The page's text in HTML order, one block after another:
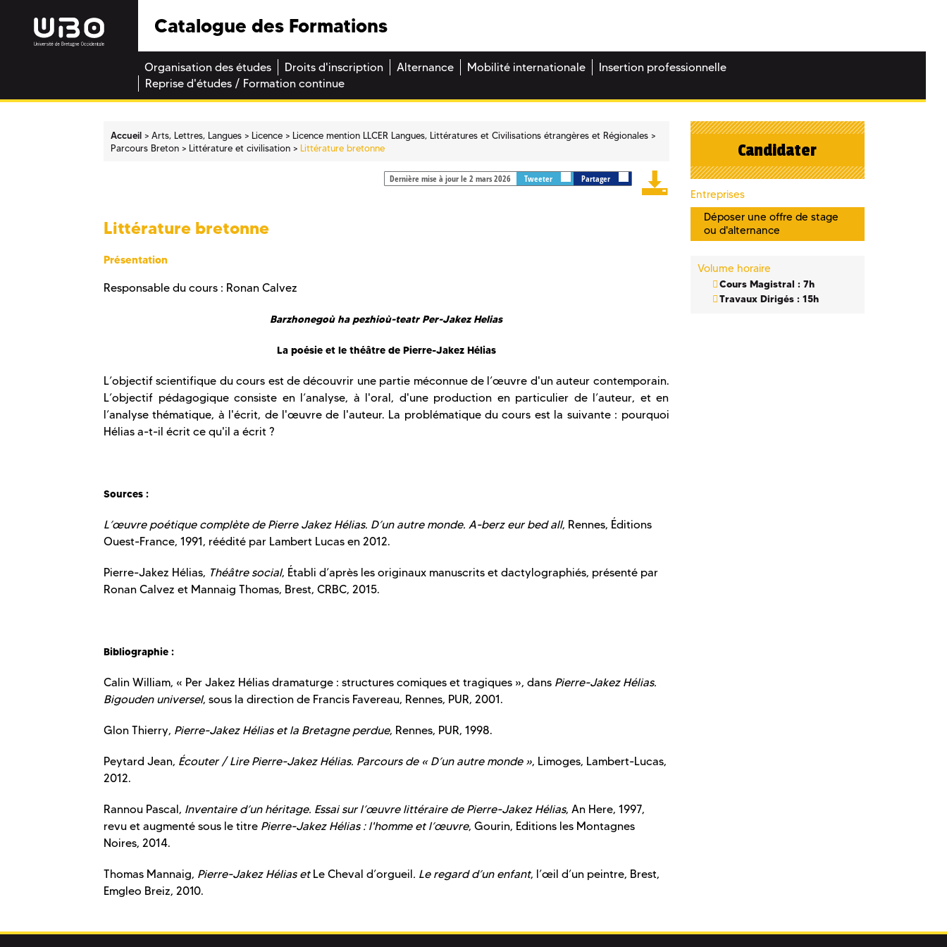
Catalogue des Formations
Organisation des études Droits d'inscription Alternance Mobilité internationale
Insertion professionnelle
Reprise d'études / Formation continue
Accueil Arts, Lettres, Langues Licence
Licence mention LLCER Langues, Littératures et Civilisations étrangères et Régionales
Parcours Breton
Littérature et civilisation Littérature bretonne
Dernière mise à jour le 2 mars 2026 Tweeter Partager
Littérature bretonne
Présentation
Responsable du cours : Ronan Calvez
Barzhonegoù ha pezhioù-teatr Per-Jakez Helias
La poésie et le théâtre de Pierre-Jakez Hélias
L’objectif scientifique du cours est de découvrir une partie méconnue de l’œuvre d'un auteur contemporain.
L’objectif pédagogique consiste en l’analyse, à l'oral, d'une production en particulier de l’auteur, et en
l’analyse thématique, à l'écrit, de l'œuvre de l'auteur. La problématique du cours est la suivante : pourquoi
Hélias a-t-il écrit ce qu'il a écrit ?
Sources :
L’œuvre poétique complète de Pierre Jakez Hélias. D’un autre monde. A-berz eur bed all, Rennes, Éditions
Ouest-France, 1991, réédité par Lambert Lucas en 2012.
Pierre-Jakez Hélias, Théâtre social, Établi d’après les originaux manuscrits et dactylographiés, présenté par
Ronan Calvez et Mannaig Thomas, Brest, CRBC, 2015.
Bibliographie :
Calin William, « Per Jakez Hélias dramaturge : structures comiques et tragiques », dans Pierre-Jakez Hélias.
Bigouden universel, sous la direction de Francis Favereau, Rennes, PUR, 2001.
Glon Thierry, Pierre-Jakez Hélias et la Bretagne perdue, Rennes, PUR, 1998.
Peytard Jean, Écouter / Lire Pierre-Jakez Hélias. Parcours de « D’un autre monde », Limoges, Lambert-Lucas,
2012.
Rannou Pascal, Inventaire d’un héritage. Essai sur l’œuvre littéraire de Pierre-Jakez Hélias, An Here, 1997,
revu et augmenté sous le titre Pierre-Jakez Hélias : l'homme et l’œuvre, Gourin, Editions les Montagnes
Noires, 2014.
Thomas Mannaig, Pierre-Jakez Hélias et Le Cheval d’orgueil . Le regard d’un enfant, l’œil d’un peintre, Brest,
Emgleo Breiz, 2010.
Candidater
Entreprises
Déposer une offre de stage
ou d'alternance
Volume horaire
Cours Magistral : 7h
Travaux Dirigés : 15h